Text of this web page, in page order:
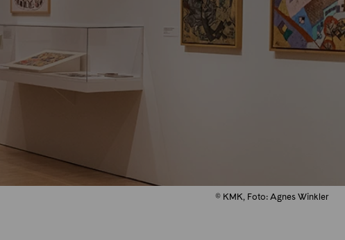
© KMK, Foto: Agnes Winkler